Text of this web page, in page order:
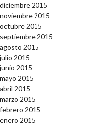
diciembre 2015
noviembre 2015
octubre 2015
septiembre 2015
agosto 2015
julio 2015
junio 2015
mayo 2015
abril 2015
marzo 2015
febrero 2015
enero 2015